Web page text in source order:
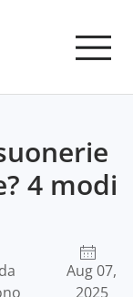
4 modi
Aug 07,
2025